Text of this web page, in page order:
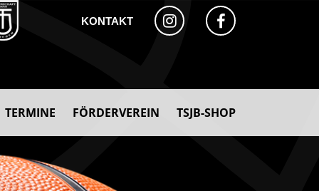
KONTAKT
TERMINE FÖRDERVEREIN TSJB-SHOP